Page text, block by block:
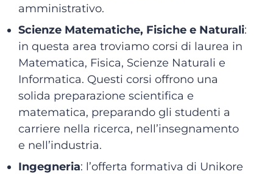
amministrativo.
Scienze Matematiche, Fisiche e Naturali:
in questa area troviamo corsi di laurea in
Matematica, Fisica, Scienze Naturali e
Informatica. Questi corsi offrono una
solida preparazione scientifica e
matematica, preparando gli studenti a
carriere nella ricerca, nell’insegnamento
e nell’industria.
Ingegneria: l’offerta formativa di Unikore